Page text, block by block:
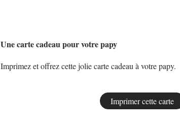
Une carte cadeau pour votre papy
Imprimez et offrez cette jolie carte cadeau à votre papy.